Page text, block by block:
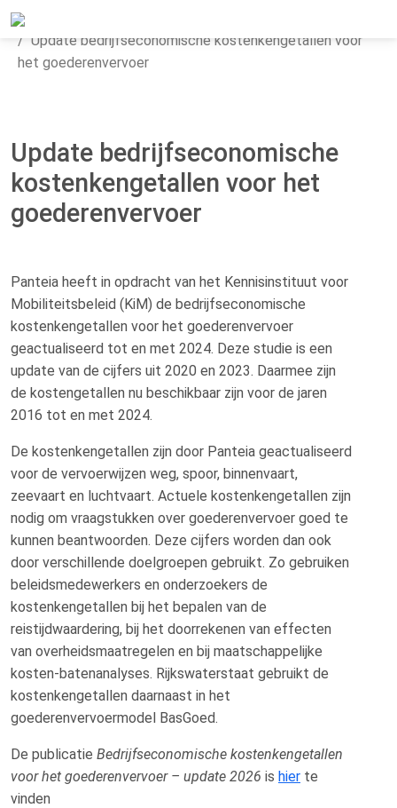
Home
Update bedrijfseconomische kostenkengetallen voor
het goederenvervoer
Update bedrijfseconomische
kostenkengetallen voor het
goederenvervoer
Panteia heeft in opdracht van het Kennisinstituut voor
Mobiliteitsbeleid (KiM) de bedrijfseconomische
kostenkengetallen voor het goederenvervoer
geactualiseerd tot en met 2024. Deze studie is een
update van de cijfers uit 2020 en 2023. Daarmee zijn
de kostengetallen nu beschikbaar zijn voor de jaren
2016 tot en met 2024.
De kostenkengetallen zijn door Panteia geactualiseerd
voor de vervoerwijzen weg, spoor, binnenvaart,
zeevaart en luchtvaart. Actuele kostenkengetallen zijn
nodig om vraagstukken over goederenvervoer goed te
kunnen beantwoorden. Deze cijfers worden dan ook
door verschillende doelgroepen gebruikt. Zo gebruiken
beleidsmedewerkers en onderzoekers de
kostenkengetallen bij het bepalen van de
reistijdwaardering, bij het doorrekenen van effecten
van overheidsmaatregelen en bij maatschappelijke
kosten-batenanalyses. Rijkswaterstaat gebruikt de
kostenkengetallen daarnaast in het
goederenvervoermodel BasGoed.
De publicatie Bedrijfseconomische kostenkengetallen
voor het goederenvervoer – update 2026 is hier te
vinden